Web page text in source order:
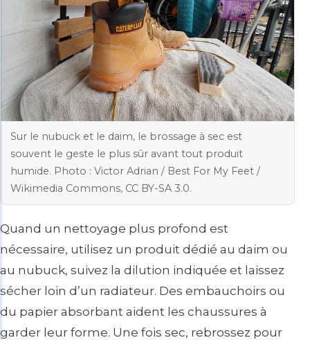
Sur le nubuck et le daim, le brossage à sec est
souvent le geste le plus sûr avant tout produit
humide. Photo : Victor Adrian / Best For My Feet /
Wikimedia Commons, CC BY-SA 3.0.
Quand un nettoyage plus profond est
nécessaire, utilisez un produit dédié au daim ou
au nubuck, suivez la dilution indiquée et laissez
sécher loin d’un radiateur. Des embauchoirs ou
du papier absorbant aident les chaussures à
garder leur forme. Une fois sec, rebrossez pour